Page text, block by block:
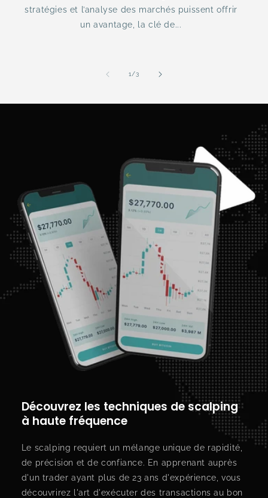
stratégies et l’analyse des marchés puissent offrir
un avantage, la clé de...
1/of
3
Découvrez les techniques de scalping
à haute fréquence
Le scalping requiert un mélange unique de rapidité,
de précision et de confiance. En apprenant auprès
d'un trader ayant plus de 23 ans d'expérience, vous
découvrirez l'art d'exécuter des transactions au bon